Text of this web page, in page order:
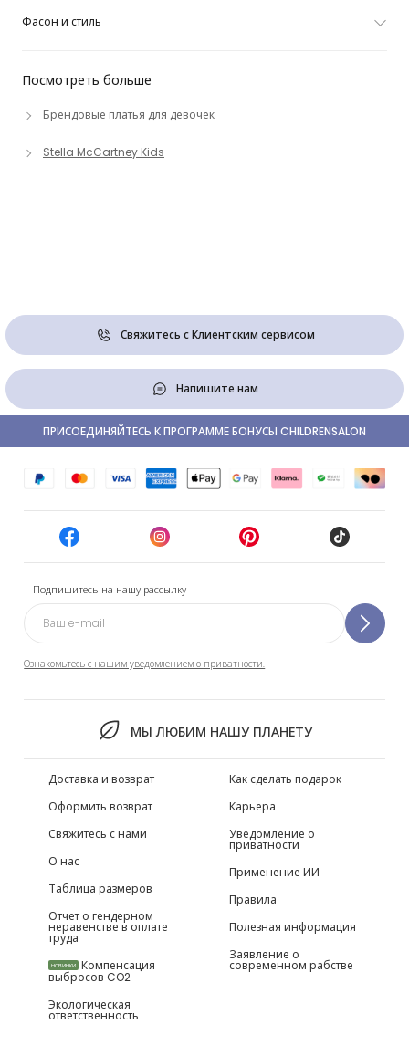
Посмотреть больше
Брендовые платья для девочек
Stella McCartney Kids
Фасон и стиль
Свяжитесь с Клиентским сервисом
Напишите нам
Подпишитесь на нашу рассылку
Ознакомьтесь с нашим уведомлением о приватности.
МЫ ЛЮБИМ НАШУ ПЛАНЕТУ
ПРИСОЕДИНЯЙТЕСЬ К ПРОГРАММЕ БОНУСЫ CHILDRENSALON
Доставка и возврат
Оформить возврат
Свяжитесь с нами
О нас
Таблица размеров
Отчет о гендерном
неравенстве в оплате
труда
НОВИНКИ Компенсация
выбросов CO2
Экологическая
ответственность
Как сделать подарок
Карьера
Уведомление о
приватности
Применение ИИ
Правила
Полезная информация
Заявление о
современном рабстве